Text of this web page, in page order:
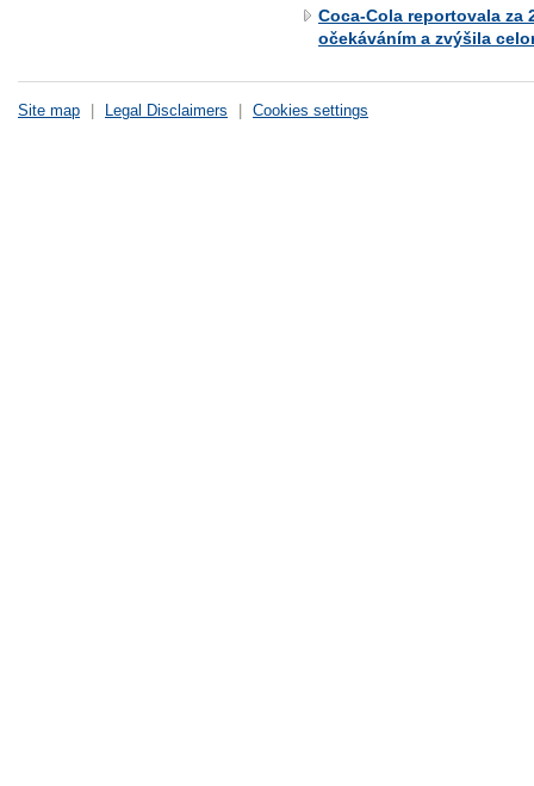
Coca-Cola reportovala za
očekáváním a zvýšila
Site map Legal Disclaimers Cookies settings